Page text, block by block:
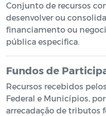
Conjunto de recursos
desenvolver ou
financiamento ou
pública especifica.
Fundos de
Recursos recebidos
Federal e Municípios,
arrecadação de tributos